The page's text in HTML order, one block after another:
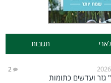
תגובות
2
גזר ועדשים כתומות